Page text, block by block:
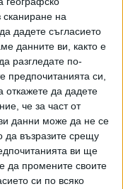
на
дадете съгласието
данните ви, както е
разгледате по-
си,
откажете да дадете
че за част от
данни може да не се
да възразите срещу
ви ще
да промените своите
си по всяко
От 1 септември
в имунизационни